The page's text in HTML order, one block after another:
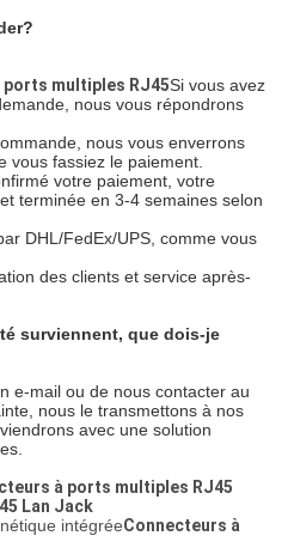
multiples RJ45Si vous avez
nous vous répondrons
nous vous enverrons
vous fassiez le paiement.
votre paiement, votre
terminée en 3-4 semaines selon
DHL/FedEx/UPS, comme vous
des clients et service après-
surviennent, que dois-je
e-mail ou de nous contacter au
nous le transmettons à nos
avec une solution
à ports multiples RJ45
Lan Jack
intégréeConnecteurs à